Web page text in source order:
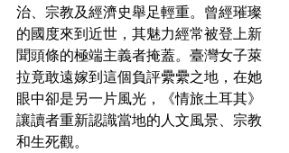
治、宗教及經濟史舉足輕重。曾經璀璨
的國度來到近世，其魅力經常被登上新
聞頭條的極端主義者掩蓋。臺灣女子萊
拉竟敢遠嫁到這個負評纍纍之地，在她
眼中卻是另一片風光，《情旅土耳其》
讓讀者重新認識當地的人文風景、宗教
和生死觀。